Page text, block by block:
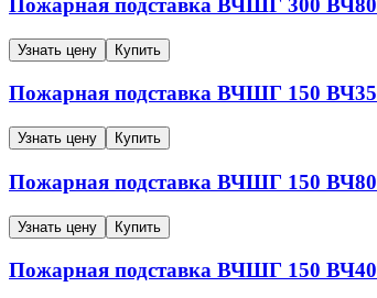
Пожарная подставка ВЧШГ 300 ВЧ80
Узнать цену Купить
Пожарная подставка ВЧШГ 150 ВЧ35
Узнать цену Купить
Пожарная подставка ВЧШГ 150 ВЧ80
Узнать цену Купить
Пожарная подставка ВЧШГ 150 ВЧ40